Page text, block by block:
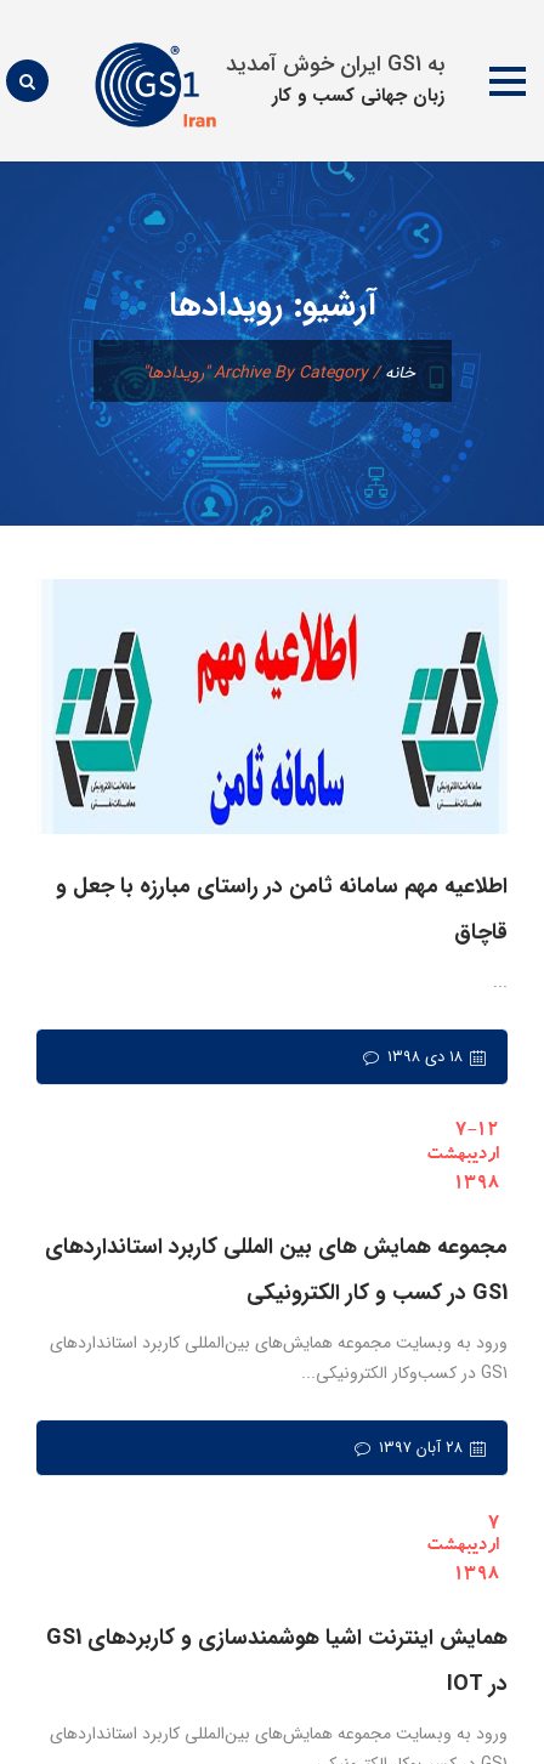
به GS1 ایران خوش آمدید
زبان جهانی كسب و كار
محتوا
آرشیو:رويدادها
خانه/Archive By Category "رويدادها"
اطلاعیه مهم سامانه ثامن در راستای مبارزه با جعل و
قاچاق
...
۱۸ دی ۱۳۹۸
مجموعه همایش های بین المللی کاربرد استانداردهای
GS1 در کسب و کار الکترونیکی
ورود به وبسایت مجموعه همایش‌های بین‌المللی کاربرد استانداردهای
GS1 در کسب‌وکار الکترونیکی...
۲۸ آبان ۱۳۹۷
همایش اینترنت اشیا هوشمندسازی و کاربردهای GS1
در IOT
ورود به وبسایت مجموعه همایش‌های بین‌المللی کاربرد استانداردهای